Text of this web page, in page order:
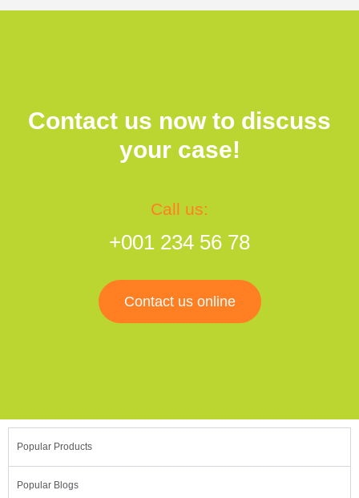
Contact us now to discuss
your case!
Call us:
+001 234 56 78
Contact us online
Popular Products
Popular Blogs